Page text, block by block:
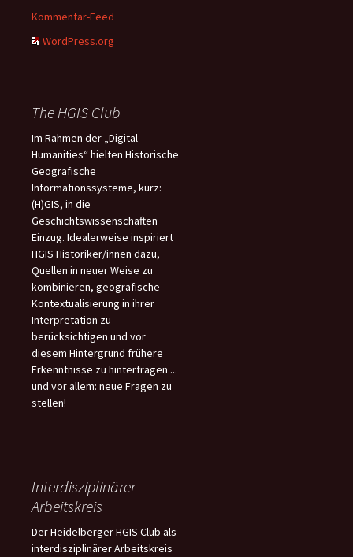
Kommentar-Feed
WordPress.org
The HGIS Club
Im Rahmen der „Digital
Humanities“ hielten Historische
Geografische
Informationssysteme, kurz:
(H)GIS, in die
Geschichtswissenschaften
Einzug. Idealerweise inspiriert
HGIS Historiker/innen dazu,
Quellen in neuer Weise zu
kombinieren, geografische
Kontextualisierung in ihrer
Interpretation zu
berücksichtigen und vor
diesem Hintergrund frühere
Erkenntnisse zu hinterfragen ...
und vor allem: neue Fragen zu
stellen!
Interdisziplinärer
Arbeitskreis
Der Heidelberger HGIS Club als
interdisziplinärer Arbeitskreis